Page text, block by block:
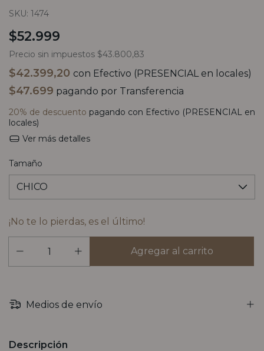
SKU: 1474
$52.999
Precio sin impuestos $43.800,83
$42.399,20 con Efectivo (PRESENCIAL en locales)
$47.699 pagando por Transferencia
20% de descuento pagando con Efectivo (PRESENCIAL en
locales)
Ver más detalles
Tamaño
¡No te lo pierdas, es el último!
Medios de envío
Descripción